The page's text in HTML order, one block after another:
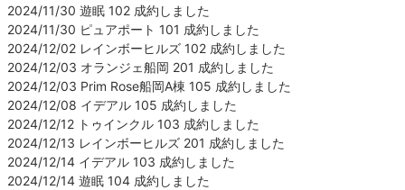
2024/11/30 遊眠 102 成約しました
2024/11/30 ピュアポート 101 成約しました
2024/12/02 レインボーヒルズ 102 成約しました
2024/12/03 オランジェ船岡 201 成約しました
2024/12/03 Prim Rose船岡A棟 105 成約しました
2024/12/08 イデアル 105 成約しました
2024/12/12 トゥインクル 103 成約しました
2024/12/13 レインボーヒルズ 201 成約しました
2024/12/14 イデアル 103 成約しました
2024/12/14 遊眠 104 成約しました